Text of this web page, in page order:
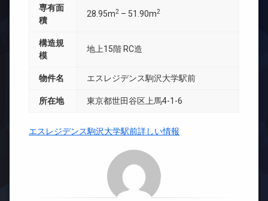
専有面
積
28.95m2 – 51.90m2
構造規
模
地上15階 RC造
物件名 エスレジデンス駒沢大学駅前
所在地 東京都世田谷区上馬4-1-6
エスレジデンス駒沢大学駅前詳しい情報